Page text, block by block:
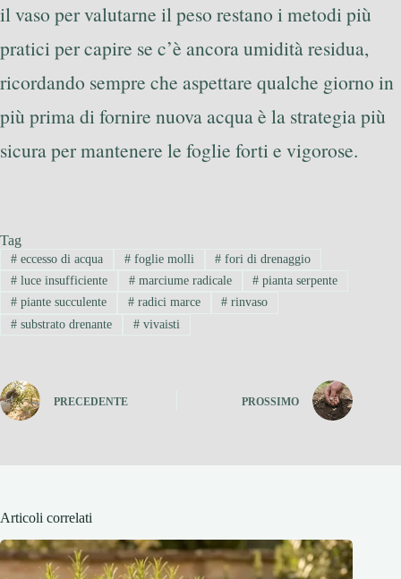
il vaso per valutarne il peso restano i metodi più
pratici per capire se c’è ancora umidità residua,
ricordando sempre che aspettare qualche giorno in
più prima di fornire nuova acqua è la strategia più
sicura per mantenere le foglie forti e vigorose.
Tag
#eccesso di acqua #foglie molli # fori di drenaggio
#luce insufficiente #marciume radicale # pianta serpente
#piante succulente #radici marce # rinvaso
#substrato drenante #vivaisti
PRECEDENTE PROSSIMO
Articoli correlati